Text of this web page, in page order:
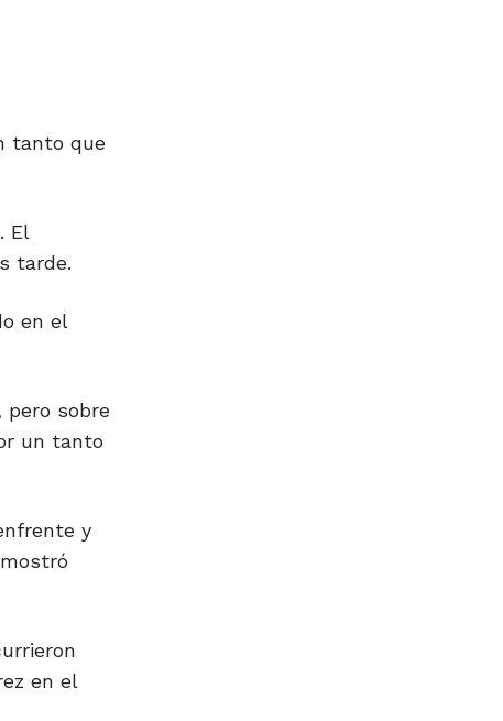
tanto que
El
tarde.
en el
sobre
un tanto
y
en el